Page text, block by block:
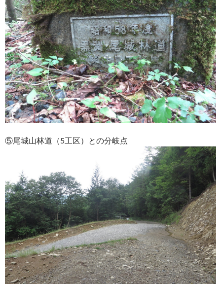
⑤尾城山林道（5工区）との分岐点